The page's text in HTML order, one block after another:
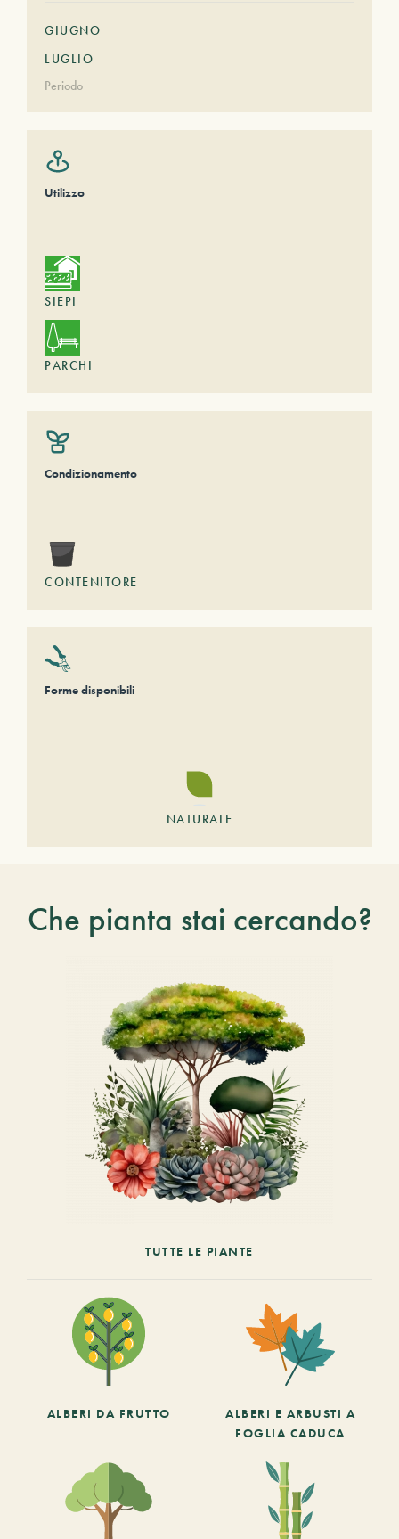
GIUGNO
LUGLIO
Periodo
Utilizzo
SIEPI
PARCHI
Condizionamento
CONTENITORE
Forme disponibili
NATURALE
Che pianta stai cercando?
TUTTE LE PIANTE
ALBERI DA FRUTTO
ALBERI E ARBUSTI A
FOGLIA CADUCA